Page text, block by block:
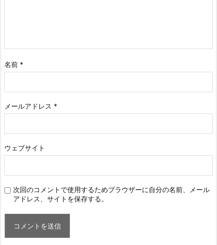
名前 *
メールアドレス *
ウェブサイト
次回のコメントで使用するためブラウザーに自分の名前、メール
アドレス、サイトを保存する。